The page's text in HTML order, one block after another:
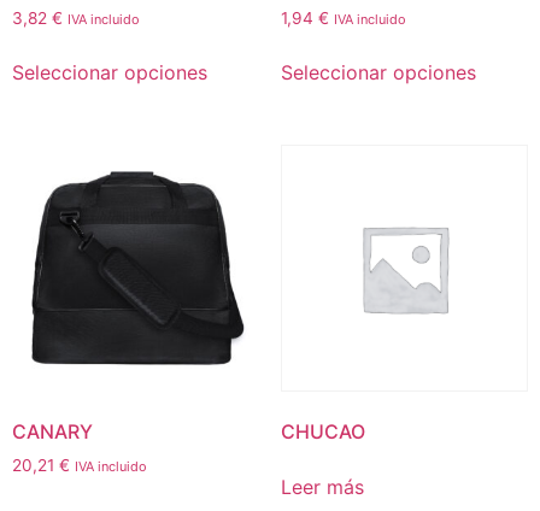
3,82 € IVA incluido
Seleccionar opciones
1,94 € IVA incluido
Seleccionar opciones
CANARY
20,21 € IVA incluido
CHUCAO
Leer más